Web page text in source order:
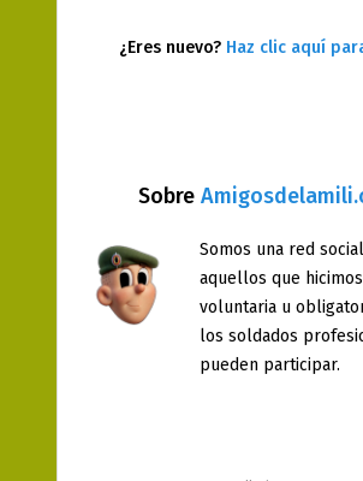
Sobre
Somos una red
aquellos que
voluntaria u
los soldados
pueden participar.
¿Eres nuevo? Haz clic aquí